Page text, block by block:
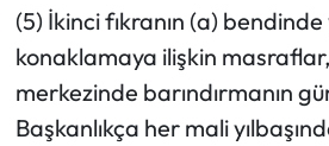
(5) İkinci fıkranın (a)
konaklamaya ilişkin
merkezinde barındırmanın
Başkanlıkça her mali